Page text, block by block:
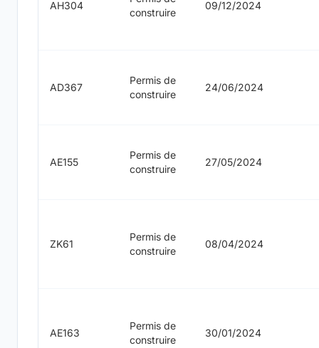
AH304
construire
09/12/2024
AD367
Permis de
construire
24/06/2024
AE155
Permis de
construire
27/05/2024
ZK61
Permis de
construire
08/04/2024
AE163
Permis de
construire
30/01/2024